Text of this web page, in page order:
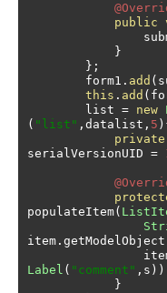
public
}
};
        form1
. add (
this . add (
        list
= new
( "list" , datalist , 5
private
serialVersionUID =
populateItem(
item . getModelObject
Label ( "comment" , s
}